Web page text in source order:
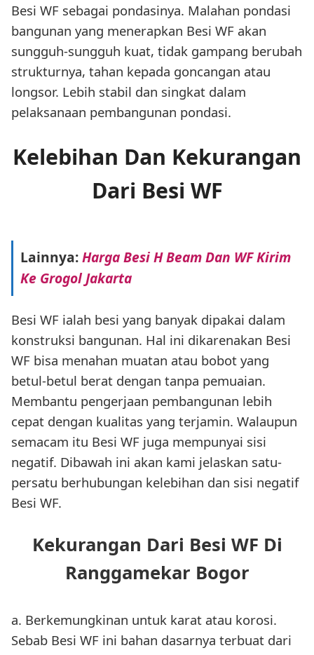
Besi WF sebagai pondasinya. Malahan pondasi
bangunan yang menerapkan Besi WF akan
sungguh-sungguh kuat, tidak gampang berubah
strukturnya, tahan kepada goncangan atau
longsor. Lebih stabil dan singkat dalam
pelaksanaan pembangunan pondasi.
Kelebihan Dan Kekurangan
Dari Besi WF
Lainnya:Harga Besi H Beam Dan WF Kirim
Ke Grogol Jakarta
Besi WF ialah besi yang banyak dipakai dalam
konstruksi bangunan. Hal ini dikarenakan Besi
WF bisa menahan muatan atau bobot yang
betul-betul berat dengan tanpa pemuaian.
Membantu pengerjaan pembangunan lebih
cepat dengan kualitas yang terjamin. Walaupun
semacam itu Besi WF juga mempunyai sisi
negatif. Dibawah ini akan kami jelaskan satu-
persatu berhubungan kelebihan dan sisi negatif
Besi WF.
Kekurangan Dari Besi WF Di
Ranggamekar Bogor
a. Berkemungkinan untuk karat atau korosi.
Sebab Besi WF ini bahan dasarnya terbuat dari